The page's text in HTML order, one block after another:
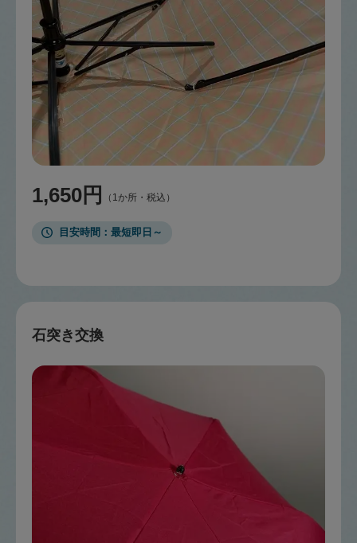
1,650円 （1か所・税込）
目安時間 最短即日～
石突き交換